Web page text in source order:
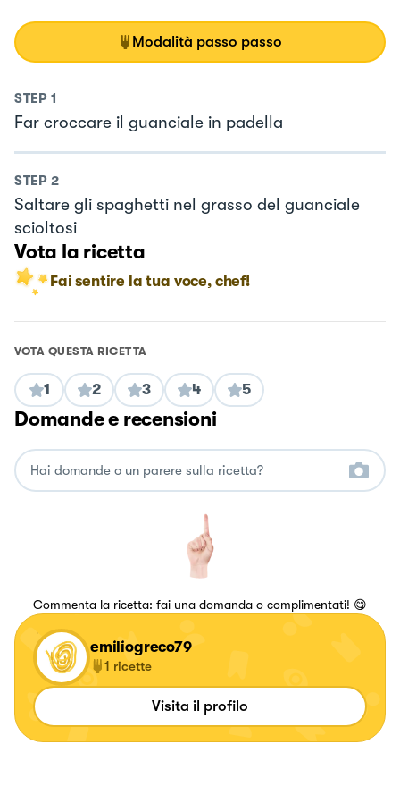
Modalità passo passo
STEP 1
Far croccare il guanciale in padella
STEP 2
Saltare gli spaghetti nel grasso del guanciale
scioltosi
Vota la ricetta
Fai sentire la tua voce, chef!
VOTA QUESTA RICETTA
1 2 3 4 5
Domande e recensioni
Commenta la ricetta: fai una domanda o complimentati! 😋
emiliogreco79
1 ricette
Visita il profilo